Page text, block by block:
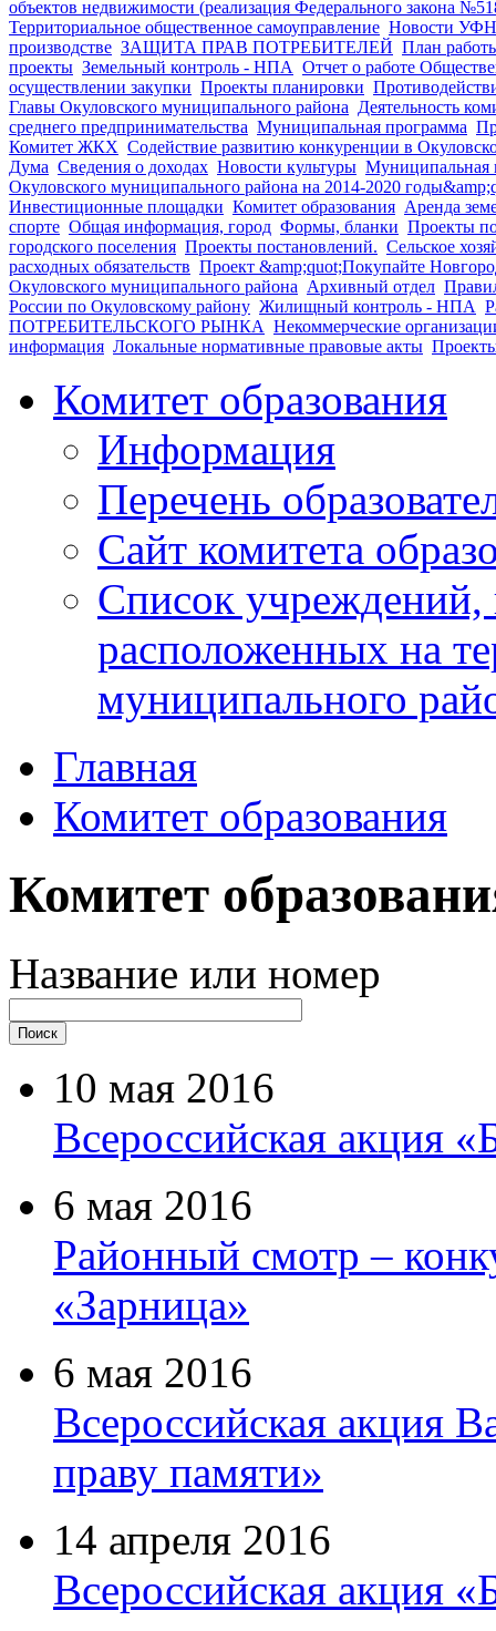
объектов недвижимости (реализация Федерального закона
Территориальное общественное самоуправление Новости
производстве ЗАЩИТА ПРАВ ПОТРЕБИТЕЛЕЙ План
проекты Земельный контроль - НПА Отчет о работе
осуществлении закупки Проекты планировки
Главы Окуловского муниципального района Деятельность
среднего предпринимательства Муниципальная программа
Комитет ЖКХ Содействие развитию конкуренции в
Дума Сведения о доходах Новости культуры Муниципальная
Окуловского муниципального района на 2014-2020
Инвестиционные площадки Комитет образования Аренда
спорте Общая информация, город Формы, бланки Проекты
городского поселения Проекты постановлений. Сельское
расходных обязательств Проект &amp;quot;Покупайте
Окуловского муниципального района Архивный отдел
России по Окуловскому району Жилищный контроль - НПА
ПОТРЕБИТЕЛЬСКОГО РЫНКА Некоммерческие
информация Локальные нормативные правовые акты
Комитет образования
Информация
Перечень
Сайт комитета
Список учреждений,
расположенных на
муниципального
Главная
Комитет образования
Комитет
Название или номер
10 мая 2016
Всероссийская акция
6 мая 2016
Районный смотр –
«Зарница»
6 мая 2016
Всероссийская акция
праву памяти»
14 апреля 2016
Всероссийская акция